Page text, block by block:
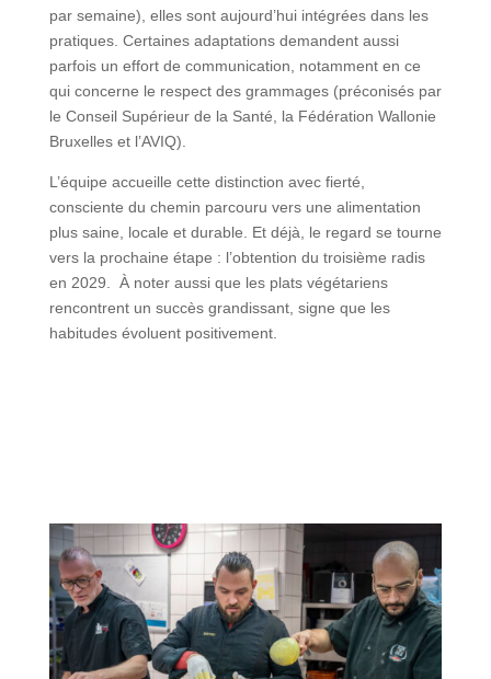
par semaine), elles sont aujourd’hui intégrées dans les
pratiques. Certaines adaptations demandent aussi
parfois un effort de communication, notamment en ce
qui concerne le respect des grammages (préconisés par
le Conseil Supérieur de la Santé, la Fédération Wallonie
Bruxelles et l’AVIQ).
L’équipe accueille cette distinction avec fierté,
consciente du chemin parcouru vers une alimentation
plus saine, locale et durable. Et déjà, le regard se tourne
vers la prochaine étape : l’obtention du troisième radis
en 2029. À noter aussi que les plats végétariens
rencontrent un succès grandissant, signe que les
habitudes évoluent positivement.